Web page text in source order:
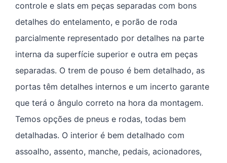
controle e slats em peças separadas com bons
detalhes do entelamento, e porão de roda
parcialmente representado por detalhes na parte
interna da superfície superior e outra em peças
separadas. O trem de pouso é bem detalhado, as
portas têm detalhes internos e um incerto garante
que terá o ângulo correto na hora da montagem.
Temos opções de pneus e rodas, todas bem
detalhadas. O interior é bem detalhado com
assoalho, assento, manche, pedais, acionadores,